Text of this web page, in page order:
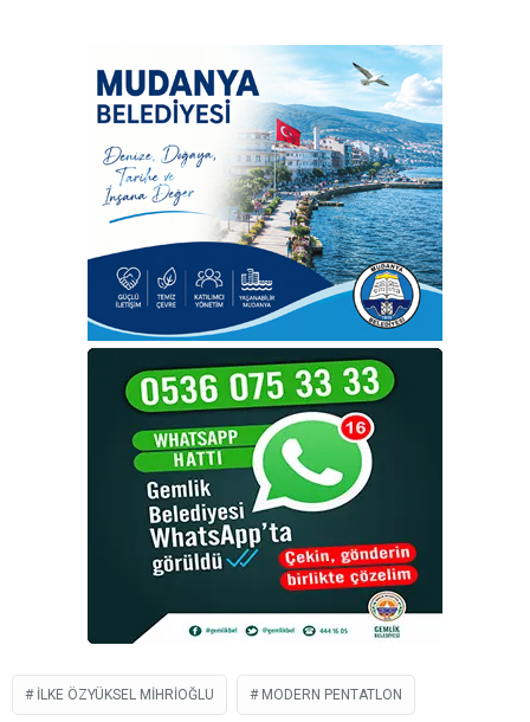
İLKE ÖZYÜKSEL MIHRIOĞLU MODERN PENTATLON